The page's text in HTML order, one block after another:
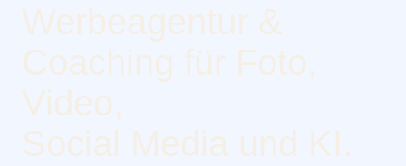
Werbeagentur &
Coaching für Foto,
Video,
Social Media und KI.